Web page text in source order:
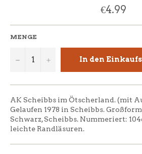
Normaler
Preis
€4.99
MENGE
− + In den
AK Scheibbs im Ötscherland. (mit
Gelaufen 1978 in Scheibbs.
Schwarz, Scheibbs. Nummeriert:
leichte Randläsuren.